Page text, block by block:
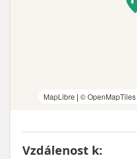
MapLibre | © OpenMapTiles
Vzdálenost k: